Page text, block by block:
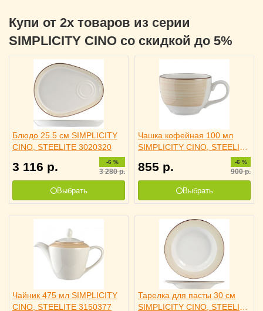
Купи от 2х товаров из серии
SIMPLICITY CINO со скидкой до 5%
Блюдо 25.5 см SIMPLICITY
CINO, STEELITE 3020320
3 116 р. -6 %
3 280р.
Выбрать
Чашка кофейная 100 мл
SIMPLICITY CINO, STEELITE
855 р. -6 %
900р.
Выбрать
Чайник 475 мл SIMPLICITY
CINO, STEELITE 3150377
Тарелка для пасты 30 см
SIMPLICITY CINO, STEELITE